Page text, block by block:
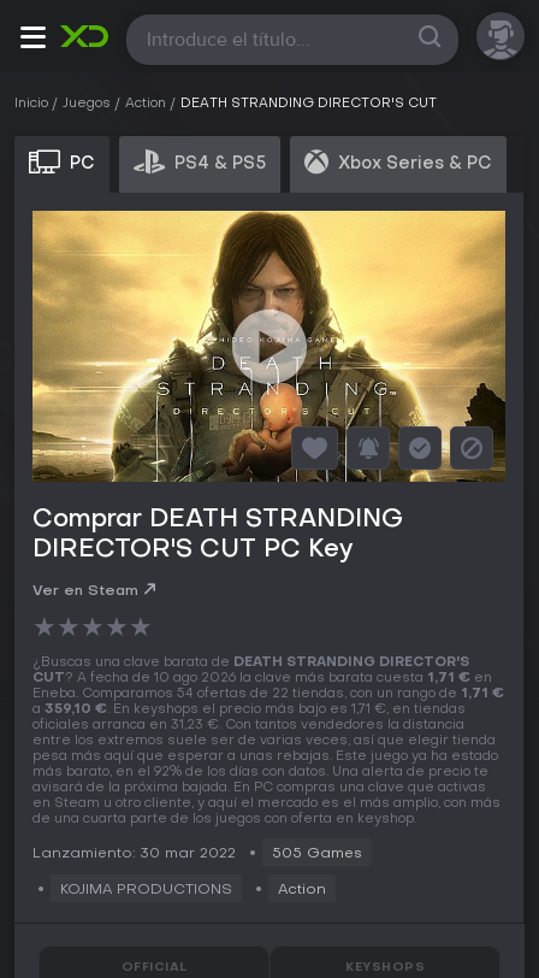
Todas
Inicio Juegos Action DEATH STRANDING DIRECTOR'S CUT
PC PS4 & PS5 Xbox Series & PC
Comprar DEATH STRANDING
DIRECTOR'S CUT PC Key
Ver en Steam
★★★★★
¿Buscas una clave barata de DEATH STRANDING DIRECTOR'S
CUT? A fecha de 10 ago 2026 la clave más barata cuesta 1,71 € en
Eneba. Comparamos 54 ofertas de 22 tiendas, con un rango de 1,71 €
a 359,10 €. En keyshops el precio más bajo es 1,71 €, en tiendas
oficiales arranca en 31,23 €. Con tantos vendedores la distancia
entre los extremos suele ser de varias veces, así que elegir tienda
pesa más aquí que esperar a unas rebajas. Este juego ya ha estado
más barato, en el 92% de los días con datos. Una alerta de precio te
avisará de la próxima bajada. En PC compras una clave que activas
en Steam u otro cliente, y aquí el mercado es el más amplio, con más
de una cuarta parte de los juegos con oferta en keyshop.
Lanzamiento: 30 mar 2022 505 Games
KOJIMA PRODUCTIONS Action
OFFICIAL KEYSHOPS